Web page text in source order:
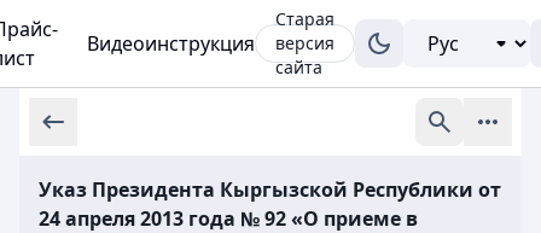
Видеоинструкция
Старая
версия
сайта
Указ Президента Кыргызской Республики от
24 апреля 2013 года № 92 «О приеме в